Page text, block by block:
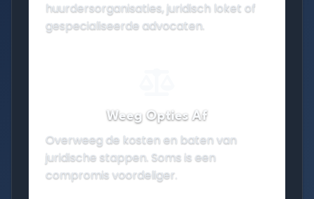
huurdersorganisaties, juridisch loket of
gespecialiseerde advocaten.
Weeg Opties Af
Overweeg de kosten en baten van
juridische stappen. Soms is een
compromis voordeliger.